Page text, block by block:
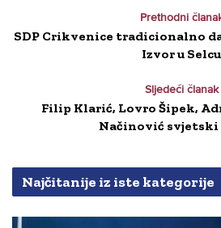
Prethodni
SDP Crikvenice tradicionalno
Izvor u Selcu
Sljedeći članak
Filip Klarić, Lovro Šipek,
Načinović svjetski
Najčitanije iz iste kategorije